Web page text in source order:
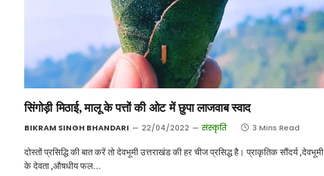
सिंगोड़ी मिठाई, मालू के पत्तों की ओट में छुपा लाजवाब स्वाद
BIKRAM SINGH BHANDARI 22/04/2022 संस्कृति 3 Mins Read
दोस्तों प्रसिद्धि की बात करें तो देवभूमी उत्तराखंड की हर चीज प्रसिद्ध है। प्राकृतिक सौंदर्य ,देवभूमी
के देवता ,औषधीय फल…